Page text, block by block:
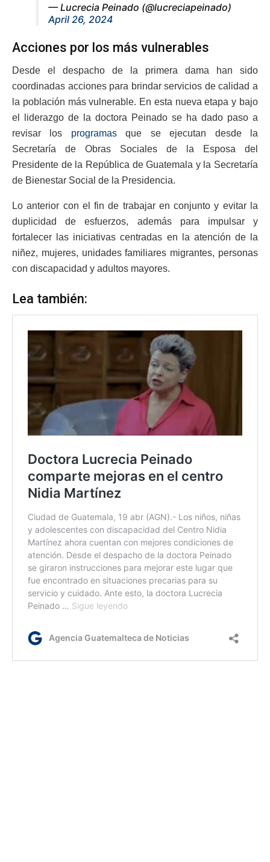
— Lucrecia Peinado (@lucreciapeinado)
April 26, 2024
Acciones por los más vulnerables
Desde el despacho de la primera dama han sido
coordinadas acciones para brindar servicios de calidad a
la población más vulnerable. En esta nueva etapa y bajo
el liderazgo de la doctora Peinado se ha dado paso a
revisar los programasque se ejecutan desde la
Secretaría de Obras Sociales de la Esposa del
Presidente de la República de Guatemala y la Secretaría
de Bienestar Social de la Presidencia.
Lo anterior con el fin de trabajar en conjunto y evitar la
duplicidad de esfuerzos, además para impulsar y
fortalecer las iniciativas centradas en la atención de la
niñez, mujeres, unidades familiares migrantes, personas
con discapacidad y adultos mayores.
Lea también: